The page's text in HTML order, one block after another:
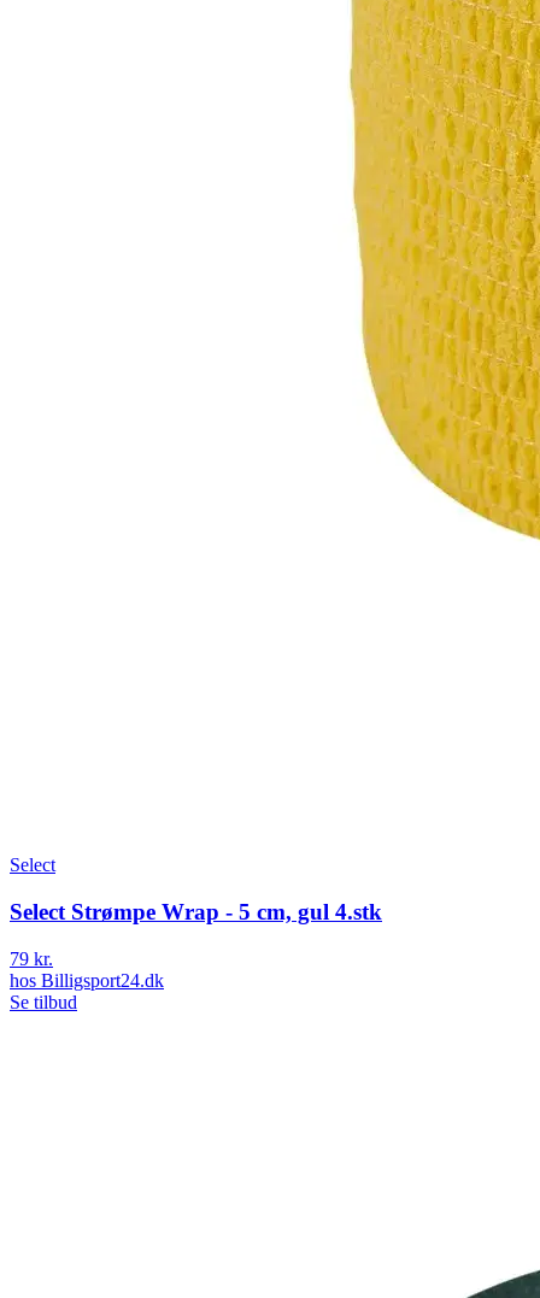
Select
Select Strømpe Wrap - 5 cm, gul 4.stk
79 kr.
hos Billigsport24.dk
Se tilbud